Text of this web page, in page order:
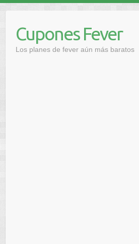
contenidoCupones Fever
Los planes de fever aún más baratos